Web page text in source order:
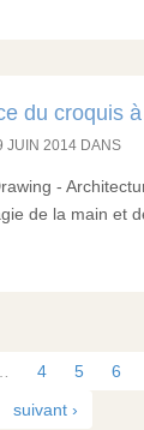
du croquis
JUIN 2014 DANS
-
de la main et
4 5 6
suivant ›